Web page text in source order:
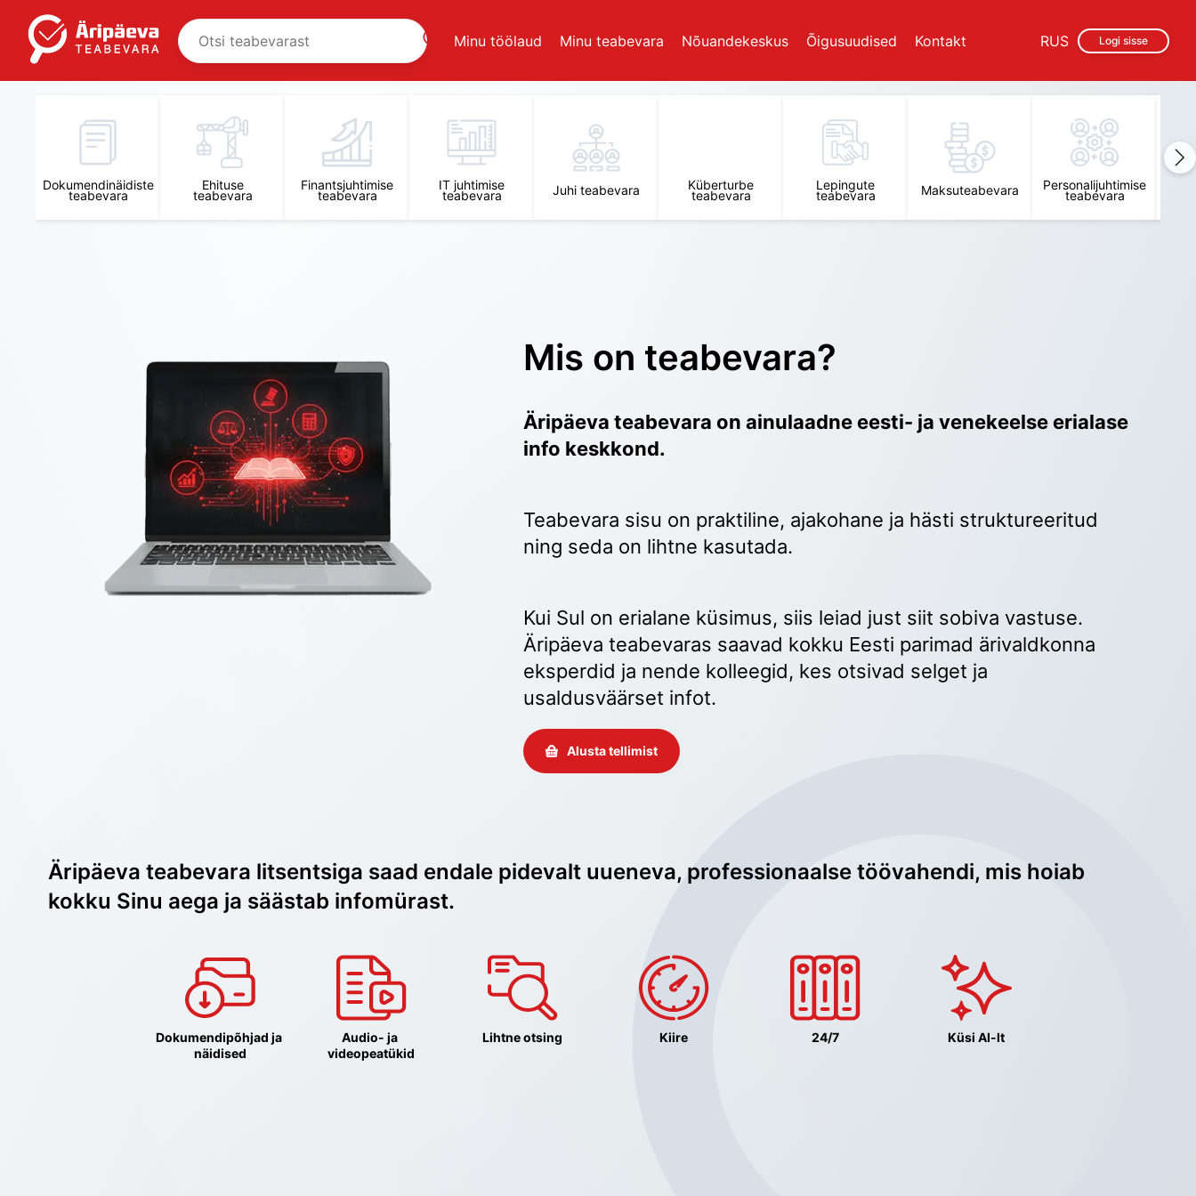
Minu töölaud Minu teabevara Nõuandekeskus Õigusuudised Kontakt Logi sisse
RUS
Dokumendinäidiste
teabevara
Ehituse
teabevara
Finantsjuhtimise
teabevara
IT juhtimise
teabevara Juhi teabevara Küberturbe
teabevara
Lepingute
teabevara Maksuteabevara Personalijuhtimise
teabevara
Mis on teabevara?
Äripäeva teabevara on ainulaadne eesti- ja venekeelse erialase
info keskkond.
Teabevara sisu on praktiline, ajakohane ja hästi struktureeritud
ning seda on lihtne kasutada.
Kui Sul on erialane küsimus, siis leiad just siit sobiva vastuse.
Äripäeva teabevaras saavad kokku Eesti parimad ärivaldkonna
eksperdid ja nende kolleegid, kes otsivad selget ja
usaldusväärset infot.
Alusta tellimist
Äripäeva teabevara litsentsiga saad endale pidevalt uueneva, professionaalse töövahendi, mis hoiab
kokku Sinu aega ja säästab infomürast.
Dokumendipõhjad ja
näidised
Audio- ja
videopeatükid
Lihtne otsing Kiire 24/7 Küsi AI-lt